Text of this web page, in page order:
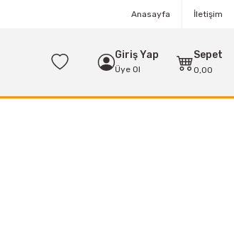
Anasayfa İletişim
Giriş Yap
Üye Ol
Sepet
0,00